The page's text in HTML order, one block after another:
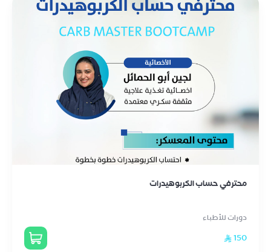
محترفي حساب الكربوهيدرات
دورات للأطباء
150